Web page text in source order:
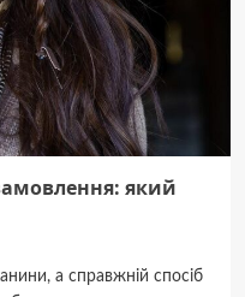
який
а справжній спосіб